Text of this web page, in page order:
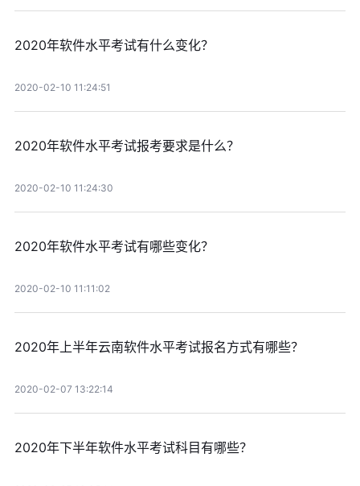
2020年软件水平考试有什么变化？
2020-02-10 11:24:51
2020年软件水平考试报考要求是什么？
2020-02-10 11:24:30
2020年软件水平考试有哪些变化？
2020-02-10 11:11:02
2020年上半年云南软件水平考试报名方式有哪些？
2020-02-07 13:22:14
2020年下半年软件水平考试科目有哪些？